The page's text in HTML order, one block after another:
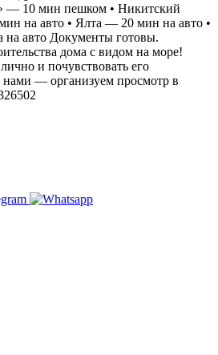
— 10 мин пешком • Никитский
на авто • Ялта — 20 мин на авто •
авто Документы готовы.
дома с видом на море!
и почувствовать его
нами — организуем просмотр в